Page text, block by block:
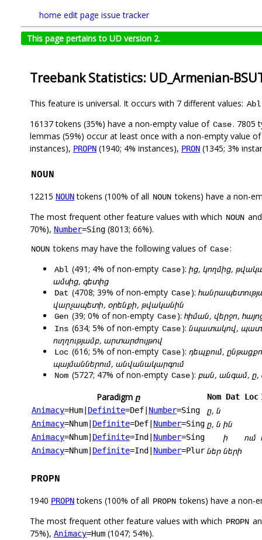
home edit page issue tracker
This page pertains to UD version 2.
Treebank Statistics: UD_Armenian-
This feature is universal. It occurs with 7 different values: Abl
16137 tokens (35%) have a non-empty value of Case. 7805
lemmas (59%) occur at least once with a non-empty value
instances), PROPN (1940; 4% instances), PRON (1345; 3%
NOUN
12215 NOUNtokens (100% of all NOUN tokens) have a non-
The most frequent other feature values with which NOUN
70%), Number=Sing (8013; 66%).
NOUN tokens may have the following values of Case:
Abl (491; 4% of non-empty Case): ից, կողմից,
ամսից, գետից
Dat (4708; 39% of non-empty Case):
վարչապետի, օրենքի, թվականին
Gen (39; 0% of non-empty Case): հիման, վերջո,
Ins (634; 5% of non-empty Case): նպատակով,
ուղղությամբ, արտարժույթով
Loc (616; 5% of non-empty Case): դեպքում,
պայմաններում, անվանակարգում
Nom (5727; 47% of non-empty Case): բան, անգամ, ը,
Paradigm ը Nom Dat Loc
Animacy=Hum Definite=Def Number=Sing ը, ն
Animacy=Nhum Definite=Def Number=Sing ը, ն ին
Animacy=Nhum Definite=Ind Number=Sing ի ում
Animacy=Nhum Definite=Ind Number=Plur ներ ների
PROPN
1940 PROPNtokens (100% of all PROPN tokens) have a non-
The most frequent other feature values with which PROPN
75%), Animacy=Hum (1047; 54%).